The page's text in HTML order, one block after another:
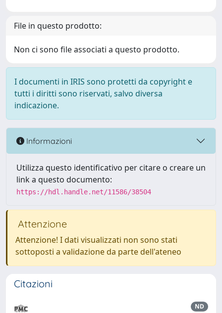
File in questo prodotto:
Non ci sono file associati a questo prodotto.
I documenti in IRIS sono protetti da copyright e
tutti i diritti sono riservati, salvo diversa
indicazione.
Informazioni
Utilizza questo identificativo per citare o creare un
link a questo documento:
https://hdl.handle.net/11586/38504
Attenzione
Attenzione! I dati visualizzati non sono stati
sottoposti a validazione da parte dell'ateneo
Citazioni
ND